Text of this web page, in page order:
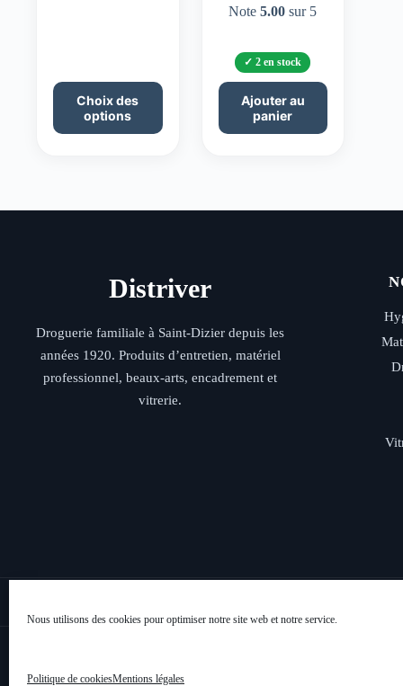
Nous utilisons des cookies pour optimiser notre site web et notre service.
Politique de cookiesMentions légales
Choix des
options
Ce
produit
plusieurs
Note5.00 sur 5
2 en stock
Ajouter au
panier
Distriver
Droguerie familiale à Saint-Dizier depuis les
années 1920. Produits d’entretien, matériel
professionnel, beaux-arts, encadrement et
vitrerie.